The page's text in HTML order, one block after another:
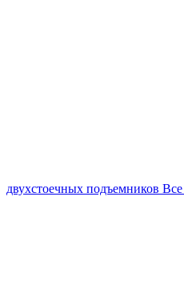
двухстоечных подъемников Все